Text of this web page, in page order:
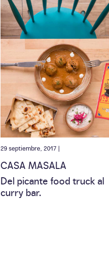
29 septiembre, 2017 |
CASA MASALA
Del picante food truck al
curry bar.